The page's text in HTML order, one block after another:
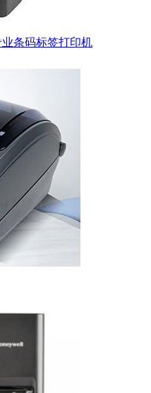
业条码标签打印机